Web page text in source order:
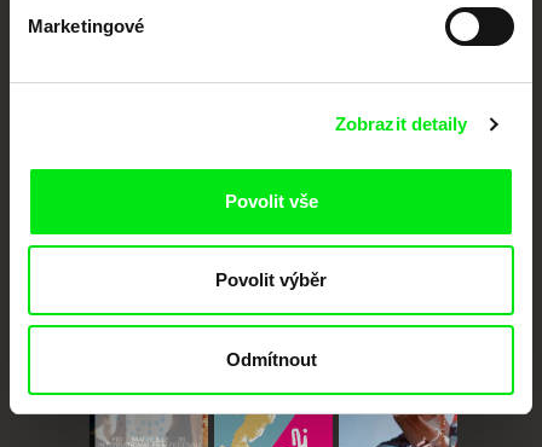
Marketingové
Zobrazit detaily
Povolit vše
Povolit výběr
Odmítnout
festivalů dokumentárního filmu sdružených do Doc Alliance. Naším cílem je
posouvat hranice dokumentárního filmu, propagovat jeho rozmanitost a
Členové Doc Alliance
CPH:DOX Doclisboa
Millennium Docs
DOK Leipzig